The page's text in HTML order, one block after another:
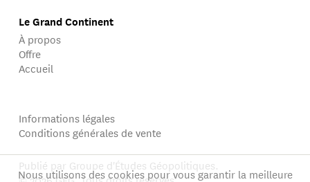
Le Grand Continent
À propos
Offre
Accueil
Informations légales
Conditions générales de vente
Publié par Groupe d'Études Géopolitiques.
Nous utilisons des cookies pour vous garantir la meilleure